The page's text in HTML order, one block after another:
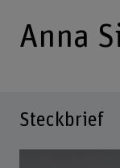
Anna
Steckbrief